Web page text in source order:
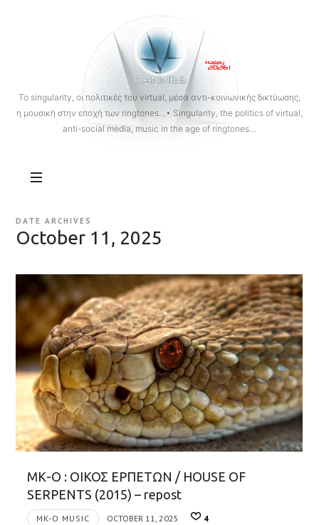
OANNES
To singularity, οι πολιτικές του virtual, μέσα αντι-κοινωνικής δικτύωσης,
η μουσική στην εποχή των ringtones…• Singularity, the politics of virtual,
anti-social media, music in the age of ringtones…
DATE ARCHIVES
October 11, 2025
ΜΚ-Ο : ΟΙΚΟΣ ΕΡΠΕΤΩΝ / HOUSE OF
SERPENTS (2015) – repost
MK-O MUSIC OCTOBER 11, 2025 4